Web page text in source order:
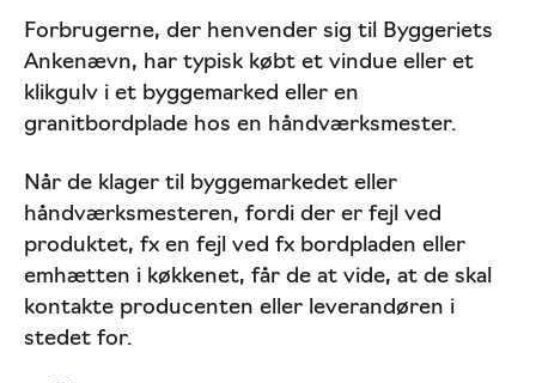
Forbrugerne, der henvender sig til Byggeriets
Ankenævn, har typisk købt et vindue eller et
klikgulv i et byggemarked eller en
granitbordplade hos en håndværksmester.
Når de klager til byggemarkedet eller
håndværksmesteren, fordi der er fejl ved
produktet, fx en fejl ved fx bordpladen eller
emhætten i køkkenet, får de at vide, at de skal
kontakte producenten eller leverandøren i
stedet for.